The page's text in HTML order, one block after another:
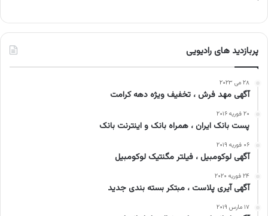
پربازدید های رادیویی
۲۸ می ۲۰۲۳
آگهی مهد فرش ، تخفیف ویژه دهه کرامت
۲۰ فوریه ۲۰۱۶
پست بانک ایران ، همراه بانک و اینترنت بانک
۰۶ فوریه ۲۰۱۹
آگهی لوکومبیل ، فیلتر مگنتیک لوکومبیل
۲۴ فوریه ۲۰۲۰
آگهی آیری پلاست ، مبتکر بسته بندی جدید
۱۷ مارس ۲۰۱۹